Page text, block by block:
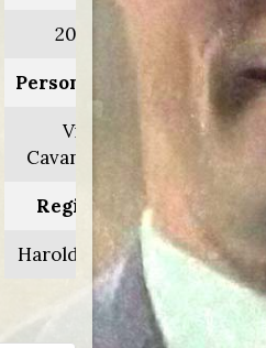
2005
Personaggio:
Vic
Cavanaugh
Regia di:
Harold Ramis